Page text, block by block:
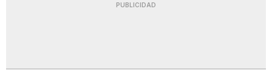
PUBLICIDAD